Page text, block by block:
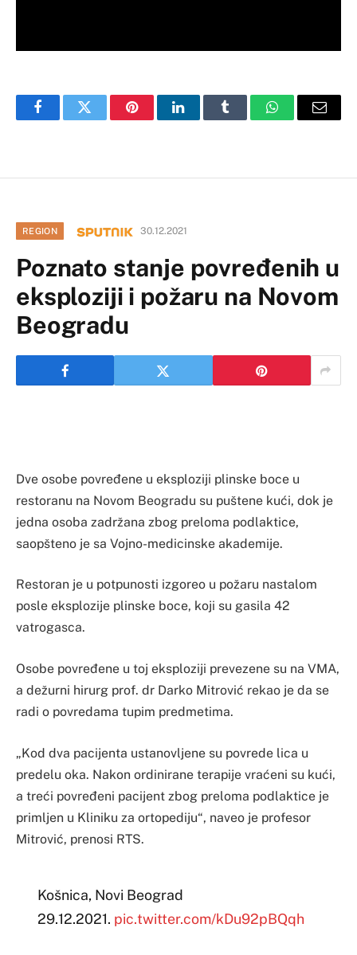
FacebookTwitter PinterestLinkedInTumblr WhatsAppEmail
REGION 30.12.2021
Poznato stanje povređenih u
eksploziji i požaru na Novom
Beogradu
Dve osobe povređene u eksploziji plinske boce u
restoranu na Novom Beogradu su puštene kući, dok je
jedna osoba zadržana zbog preloma podlaktice,
saopšteno je sa Vojno-medicinske akademije.
Restoran je u potpunosti izgoreo u požaru nastalom
posle eksplozije plinske boce, koji su gasila 42
vatrogasca.
Osobe povređene u toj eksploziji prevezene su na VMA,
a dežurni hirurg prof. dr Darko Mitrović rekao je da se
radi o povredama tupim predmetima.
„Kod dva pacijenta ustanovljene su povrede lica u
predelu oka. Nakon ordinirane terapije vraćeni su kući,
a treći povređeni pacijent zbog preloma podlaktice je
primljen u Kliniku za ortopediju“, naveo je profesor
Mitrović, prenosi RTS.
Košnica, Novi Beograd
29.12.2021. pic.twitter.com/kDu92pBQqh